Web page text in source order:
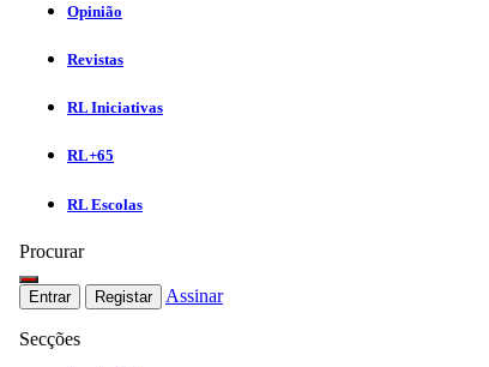
Opinião
Revistas
RL Iniciativas
RL+65
RL Escolas
Procurar
Entrar Registar Assinar
Secções